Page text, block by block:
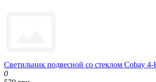
Светильник подвесной со стеклом Cobay
0